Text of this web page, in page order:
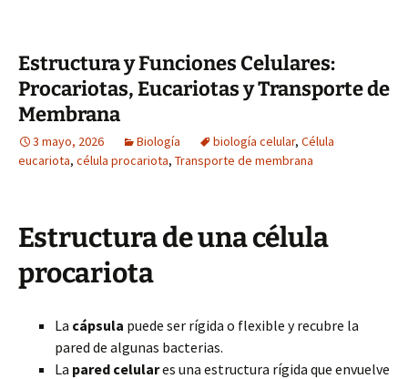
Estructura y Funciones Celulares:
Procariotas, Eucariotas y Transporte de
Membrana
3 mayo, 2026 Biología biología celular, Célula
eucariota, célula procariota, Transporte de membrana
Estructura de una célula
procariota
La cápsula puede ser rígida o flexible y recubre la
pared de algunas bacterias.
La pared celulares una estructura rígida que envuelve